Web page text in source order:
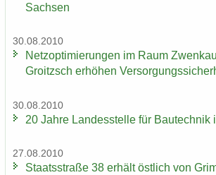
Sach­sen
30.08.2010
Netz­op­ti­mie­run­gen im Raum
Groitzsch er­hö­hen
30.08.2010
20 Jahre Lan­des­stel­le für Bau­tech­nik
27.08.2010
Staats­stra­ße 38 er­hält öst­lich von